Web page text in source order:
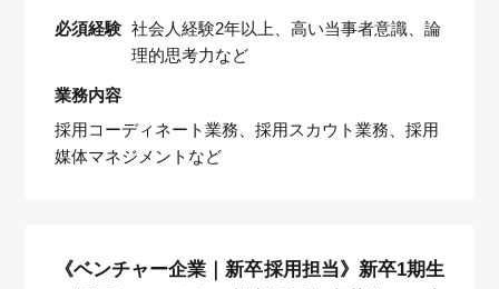
必須経験 社会人経験2年以上、高い当事者意識、論
理的思考力など
業務内容
採用コーディネート業務、採用スカウト業務、採用
媒体マネジメントなど
《ベンチャー企業｜新卒採用担当》新卒1期生